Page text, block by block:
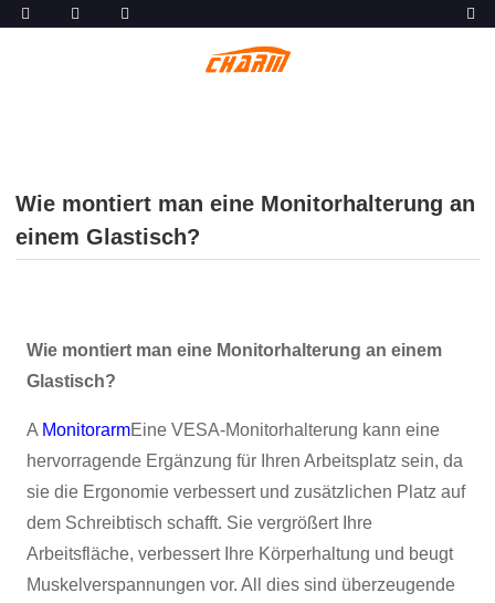
Wie montiert man eine Monitorhalterung an
einem Glastisch?
Wie montiert man eine Monitorhalterung an einem
Glastisch?
A MonitorarmEine VESA-Monitorhalterung kann eine
hervorragende Ergänzung für Ihren Arbeitsplatz sein, da
sie die Ergonomie verbessert und zusätzlichen Platz auf
dem Schreibtisch schafft. Sie vergrößert Ihre
Arbeitsfläche, verbessert Ihre Körperhaltung und beugt
Muskelverspannungen vor. All dies sind überzeugende